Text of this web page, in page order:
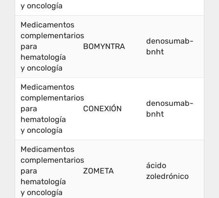
y oncología
Medicamentos
complementarios
para
hematología
y oncología
BOMYNTRA
denosumab-
bnht
Medicamentos
complementarios
para
hematología
y oncología
CONEXIÓN
denosumab-
bnht
Medicamentos
complementarios
para
hematología
y oncología
ZOMETA
ácido
zoledrónico